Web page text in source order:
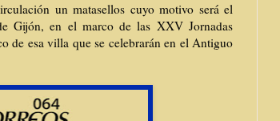
un matasellos cuyo motivo será el
Gijón, en el marco de las XXV Jornadas
de esa villa que se celebrarán en el Antiguo